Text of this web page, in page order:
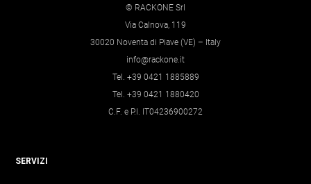
© RACKONE Srl
Via Calnova, 119
30020 Noventa di Piave (VE) – Italy
info@rackone.it
Tel. +39 0421 1885889
Tel. +39 0421 1880420
C.F. e P.I. IT04236900272
SERVIZI